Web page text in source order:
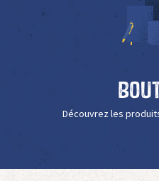
Découvrez les